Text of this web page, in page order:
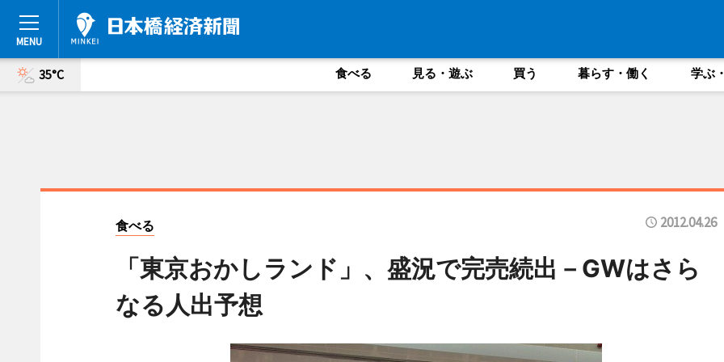
35°C 食べる 見る・遊ぶ 買う 暮らす・働く 学ぶ
食べる 2012.04.26
「東京おかしランド」、盛況で完売続出－GWはさら
なる人出予想